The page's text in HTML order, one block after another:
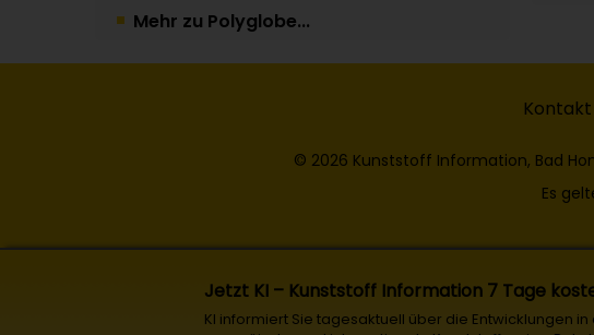
Mehr zu Polyglobe...
Jetzt KI – Kunststoff Information 7 Tage
KI informiert Sie tagesaktuell über die Entwicklungen
Kontakt
© 2026 Kunststoff Information, Bad
Es